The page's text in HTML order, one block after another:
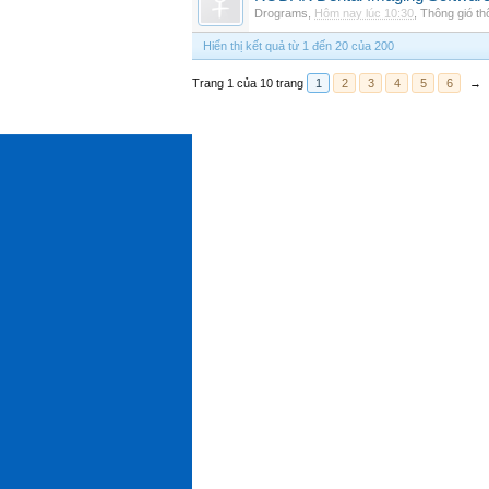
Drograms Hôm nay lúc 10:30 Thông gió
Hiển thị kết quả từ 1 đến 20 của 200
Trang 1 của 10 trang 1 2 3 4 5 6 →